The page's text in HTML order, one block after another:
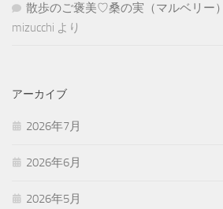
散歩のご褒美♡桑の実（マルベリー
mizucchi より
アーカイブ
2026年7月
2026年6月
2026年5月